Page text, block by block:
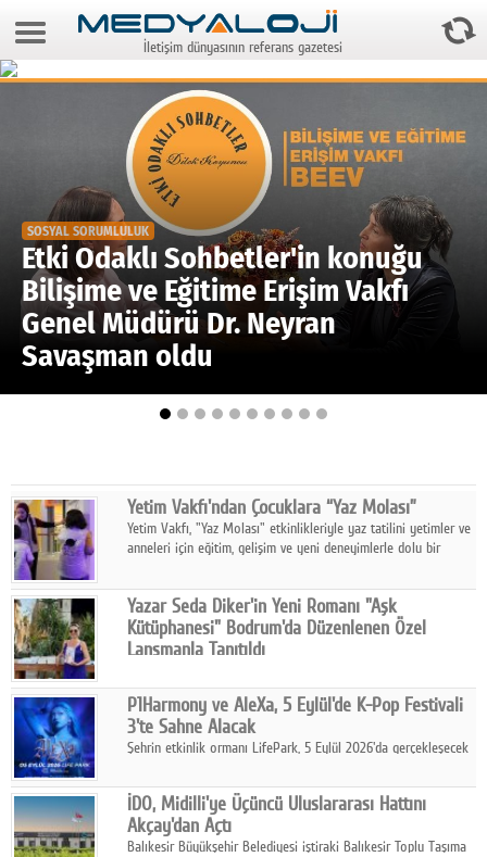
8 Ağustos 2026 3:54:26
Video Galeri
Gazeteler
Medya
Reyting-tiraj
Teknoloji
Televizyon
Facebook
Diziler
Karikatür
Youtube
Polemik
Reklam
Yazarlar
Künye
İletişim dünyasının referans gazetesi
SOSYAL SORUMLULUK
Etki Odaklı Sohbetler'in konuğu
Bilişime ve Eğitime Erişim Vakfı
Genel Müdürü Dr. Neyran
Savaşman oldu
Yetim Vakfı'ndan Çocuklara “Yaz Molası”
Yetim Vakfı, "Yaz Molası" etkinlikleriyle yaz tatilini yetimler ve
anneleri için eğitim, gelişim ve yeni deneyimlerle dolu bir
Yazar Seda Diker'in Yeni Romanı "Aşk
Kütüphanesi" Bodrum'da Düzenlenen Özel
Lansmanla Tanıtıldı
Diker'in 13. kitabı “Aşk Kütüphanesi” 6 Ağustos'ta Casa dell'Arte
Bodrum'da düzenlenen özel lansmanla okurlarıyla buluştu.
P1Harmony ve AleXa, 5 Eylül'de K-Pop Festivali
3'te Sahne Alacak
Şehrin etkinlik ormanı LifePark, 5 Eylül 2026'da gerçekleşecek
haritasında önemli bir destinasyon haline getirmeye
hazırlanıyor.
İDO, Midilli'ye Üçüncü Uluslararası Hattını
Akçay'dan Açtı
Balıkesir Büyükşehir Belediyesi iştiraki Balıkesir Toplu Taşıma